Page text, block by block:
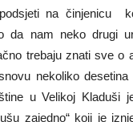
na činjenicu
da nam neko drugi
trebaju znati sve o
nekoliko
u Velikoj Kladuši
zajedno“ koji je